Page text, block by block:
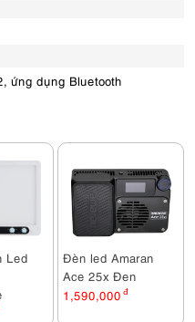
ứng dụng Bluetooth
Led
Đèn led Amaran
Ace 25x Đen
1,590,000 đ